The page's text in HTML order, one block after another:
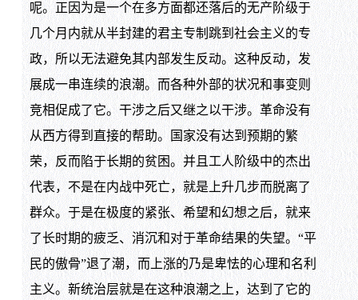
呢。正因为是一个在多方面都还落后的无产阶级于
几个月内就从半封建的君主专制跳到社会主义的专
政，所以无法避免其内部发生反动。这种反动，发
展成一串连续的浪潮。而各种外部的状况和事变则
竞相促成了它。干涉之后又继之以干涉。革命没有
从西方得到直接的帮助。国家没有达到预期的繁
荣，反而陷于长期的贫困。并且工人阶级中的杰出
代表，不是在内战中死亡，就是上升几步而脱离了
群众。于是在极度的紧张、希望和幻想之后，就来
了长时期的疲乏、消沉和对于革命结果的失望。“平
民的傲骨”退了潮，而上涨的乃是卑怯的心理和名利
主义。新统治层就是在这种浪潮之上，达到了它的